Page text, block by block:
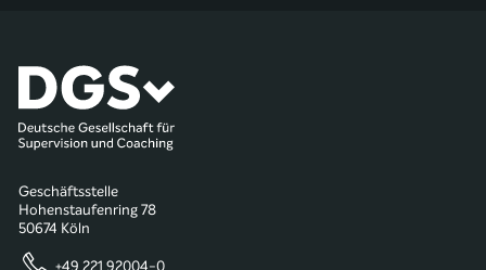
Geschäftsstelle
Hohenstaufenring 78
50674 Köln